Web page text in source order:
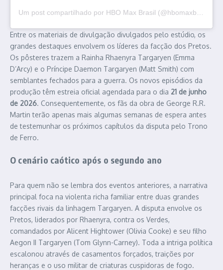
Entre os materiais de divulgação divulgados pelo estúdio, os
grandes destaques envolvem os líderes da facção dos Pretos.
Os pôsteres trazem a Rainha Rhaenyra Targaryen (Emma
D’Arcy) e o Príncipe Daemon Targaryen (Matt Smith) com
semblantes fechados para a guerra. Os novos episódios da
produção têm estreia oficial agendada para o dia 21 de junho
de 2026. Consequentemente, os fãs da obra de George R.R.
Martin terão apenas mais algumas semanas de espera antes
de testemunhar os próximos capítulos da disputa pelo Trono
de Ferro.
O cenário caótico após o segundo ano
Para quem não se lembra dos eventos anteriores, a narrativa
principal foca na violenta richa familiar entre duas grandes
facções rivais da linhagem Targaryen. A disputa envolve os
Pretos, liderados por Rhaenyra, contra os Verdes,
comandados por Alicent Hightower (Olivia Cooke) e seu filho
Aegon II Targaryen (Tom Glynn-Carney). Toda a intriga política
escalonou através de casamentos forçados, traições por
heranças e o uso militar de criaturas cuspidoras de fogo.